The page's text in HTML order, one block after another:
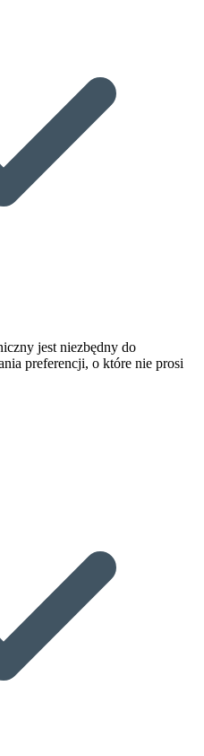
jest niezbędny do
preferencji, o które nie prosi